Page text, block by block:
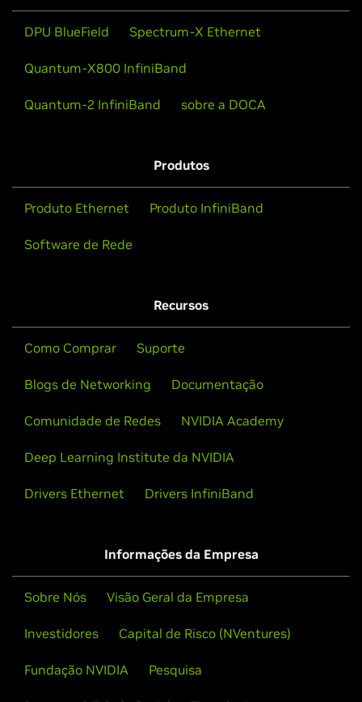
escalabilidade usando os fotônicos de silício NVIDIA,
a solução de rede mais avançada do mundo para a
DPU BlueField Spectrum-X Ethernet
Quantum-X800 InfiniBand
Quantum-2 InfiniBand sobre a DOCA
Produtos
Produto Ethernet Produto InfiniBand
Software de Rede
Recursos
Como Comprar Suporte
Blogs de Networking Documentação
Comunidade de Redes NVIDIA Academy
Deep Learning Institute da NVIDIA
Drivers Ethernet Drivers InfiniBand
Informações da Empresa
Sobre Nós Visão Geral da Empresa
Investidores Capital de Risco (NVentures)
Fundação NVIDIA Pesquisa